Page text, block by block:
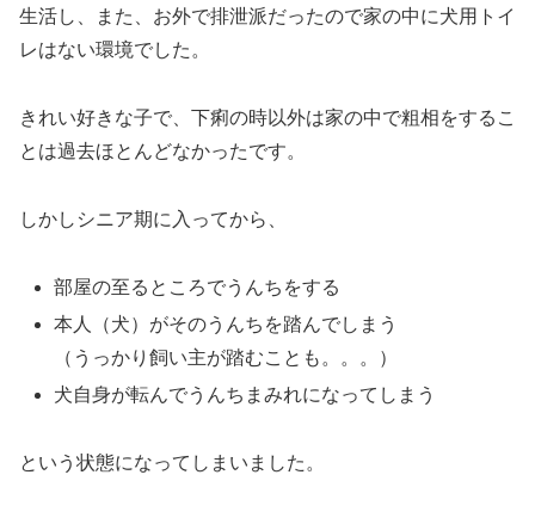
生活し、また、お外で排泄派だったので家の中に犬用トイ
レはない環境でした。
きれい好きな子で、下痢の時以外は家の中で粗相をするこ
とは過去ほとんどなかったです。
しかしシニア期に入ってから、
部屋の至るところでうんちをする
本人（犬）がそのうんちを踏んでしまう
（うっかり飼い主が踏むことも。。。）
犬自身が転んでうんちまみれになってしまう
という状態になってしまいました。